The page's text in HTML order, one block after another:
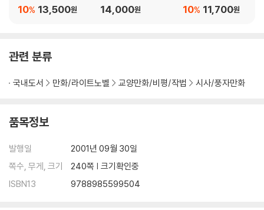
13,500원
10% 14,000원 11,700원
10%
관련 분류
국내도서 만화/라이트노벨 교양만화/비평/작법 시사/풍자만화
품목정보
발행일
2001년 09월 30일
쪽수, 무게, 크기
240쪽 | 크기확인중
ISBN13
9788985599504